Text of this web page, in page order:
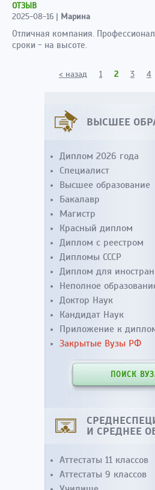
ОТЗЫВ
2025-08-16 | Марина
Отличная компания.
сроки - на высоте.
< назад 1 2 3 4
ВЫСШЕЕ
Диплом 2026 года
Специалист
Высшее образование
Бакалавр
Магистр
Красный диплом
Диплом с реестром
Дипломы СССР
Диплом для
Неполное
Доктор Наук
Кандидат Наук
Приложение к
Закрытые Вузы РФ
ПОИСК
И СРЕДНЕЕ
Аттестаты 11 классов
Аттестаты 9 классов